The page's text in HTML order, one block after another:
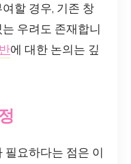
할 경우, 기존 창
우려도 존재합니
에 대한 논의는 깊
요하다는 점은 이